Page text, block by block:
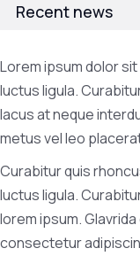
Recent news
Lorem ipsum dolor
luctus ligula.
lacus at neque
metus vel leo
Curabitur quis
luctus ligula.
lorem ipsum.
consectetur